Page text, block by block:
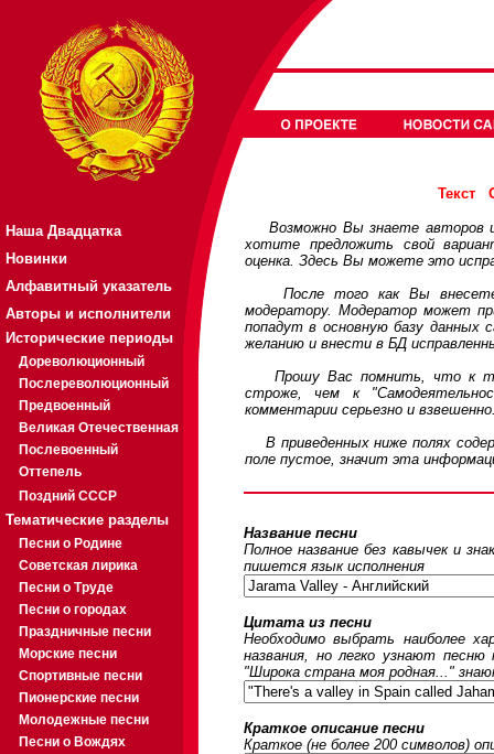
Наша Двадцатка
Новинки
Алфавитный указатель
Авторы и исполнители
Исторические периоды
Дореволюционный
Послереволюционный
Предвоенный
Великая Отечественная
Послевоенный
Оттепель
Поздний СССР
Тематические разделы
Песни о Родине
Советская лирика
Песни о Труде
Песни о городах
Праздничные песни
Морские песни
Спортивные песни
Пионерские песни
Молодежные песни
Песни о Вождях
Текст
Возможно Вы знаете авторов
хотите предложить свой
оценка. Здесь Вы можете это
После того как Вы внесете
модератору. Модератор может
попадут в основную базу
желанию и внести в БД
Прошу Вас помнить, что к
строже, чем к
комментарии серьезно и
В приведенных ниже полях
поле пустое, значит эта
Название песни
Полное название без кавычек и
пишется язык исполнения
Цитата из песни
Необходимо выбрать наиболее
названия, но легко узнают
"Широка страна моя родная..."
Краткое описание песни
Краткое (не более 200 символов)